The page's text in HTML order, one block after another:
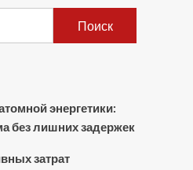
Поиск
энергетики:
без лишних задержек
затрат